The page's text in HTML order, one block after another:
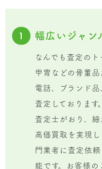
1 幅広いジャン
なんでも査定のト
甲冑などの骨董
電話、ブランド
査定しております
査定士がおり、
高価買取を実現
門業者に査定依
能です。お客様